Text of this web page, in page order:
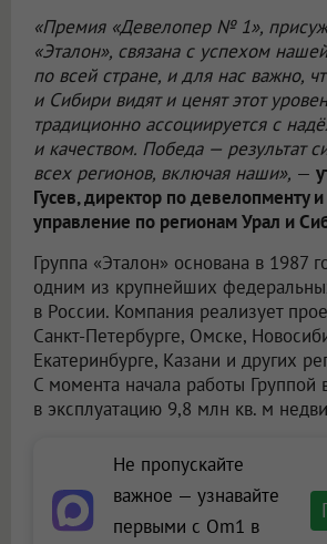
«Премия «Девелопер № 1»,
«Эталон», связана с успехом
по всей стране, и для нас важно,
и Сибири видят и ценят этот
традиционно ассоциируется с
и качеством. Победа — результат
всех регионов, включая наши», —
Гусев, директор по девелопменту и
управление по регионам Урал и
Группа «Эталон» основана в 1987
одним из крупнейших
в России. Компания реализует
Санкт-Петербурге, Омске,
Екатеринбурге, Казани и других
С момента начала работы Группой
в эксплуатацию 9,8 млн кв. м
Не пропускайте
важное — узнавайте
первыми с Om1 в